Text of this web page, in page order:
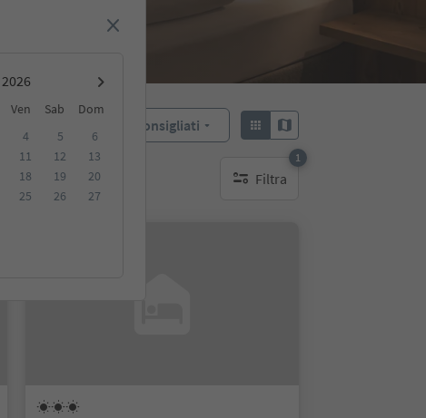
Ven Sab
Dom
4 5
6
11 12
13
18 19
20
25 26
27
Consigliati
Filtra
1
1 filtro attivo